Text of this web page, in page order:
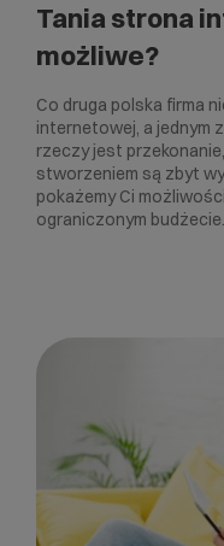
Tania strona
możliwe?
Co druga polska firma
internetowej, a jednym
rzeczy jest
stworzeniem są zbyt
pokażemy Ci
ograniczonym budżecie.